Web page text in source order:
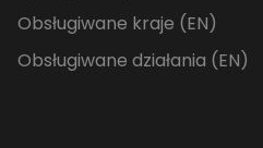
Obsługiwane kraje (EN)
Obsługiwane działania (EN)